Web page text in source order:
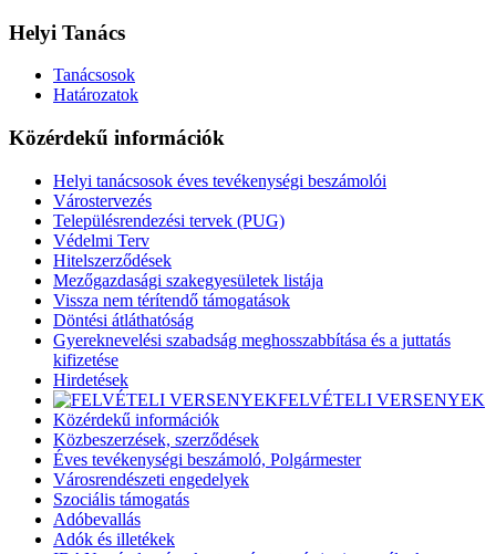
Helyi Tanács
Tanácsosok
Határozatok
Közérdekű információk
Helyi tanácsosok éves tevékenységi beszámolói
Várostervezés
Településrendezési tervek (PUG)
Védelmi Terv
Hitelszerződések
Mezőgazdasági szakegyesületek listája
Vissza nem térítendő támogatások
Döntési átláthatóság
Gyereknevelési szabadság meghosszabbítása és a juttatás
kifizetése
Hirdetések
FELVÉTELI VERSENYEK
Közérdekű információk
Közbeszerzések, szerződések
Éves tevékenységi beszámoló, Polgármester
Városrendészeti engedelyek
Szociális támogatás
Adóbevallás
Adók és illetékek